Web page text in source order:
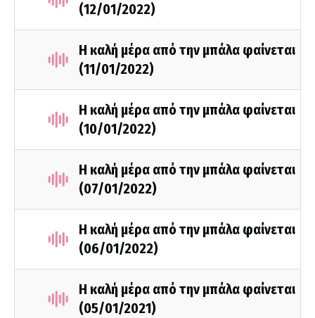
(12/01/2022)
Η καλή μέρα από την μπάλα φαίνεται
(11/01/2022)
Η καλή μέρα από την μπάλα φαίνεται
(10/01/2022)
Η καλή μέρα από την μπάλα φαίνεται
(07/01/2022)
Η καλή μέρα από την μπάλα φαίνεται
(06/01/2022)
Η καλή μέρα από την μπάλα φαίνεται
(05/01/2021)